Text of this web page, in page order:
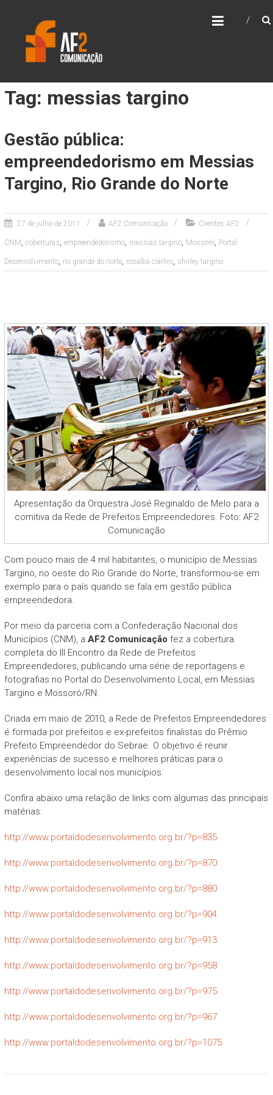
content
Tag: messias targino
Gestão pública:
empreendedorismo em Messias
Targino, Rio Grande do Norte
27 de julho de 2011 AF2 Comunicação Clientes AF2
CNM , coberturas, empreendedorismo, messias targino, Mossoró, Portal
Desenvolvimento, rio grande do norte, rosalba ciarlini, shirley targino
Apresentação da Orquestra José Reginaldo de Melo para a
comitiva da Rede de Prefeitos Empreendedores. Foto: AF2
Comunicação
Com pouco mais de 4 mil habitantes, o município de Messias
Targino, no oeste do Rio Grande do Norte, transformou-se em
exemplo para o país quando se fala em gestão pública
empreendedora.
Por meio da parceria com a Confederação Nacional dos
Municípios (CNM), a AF2 Comunicação fez a cobertura
completa do III Encontro da Rede de Prefeitos
Empreendedores, publicando uma série de reportagens e
fotografias no Portal do Desenvolvimento Local, em Messias
Targino e Mossoró/RN.
Criada em maio de 2010, a Rede de Prefeitos Empreendedores
é formada por prefeitos e ex-prefeitos finalistas do Prêmio
Prefeito Empreendedor do Sebrae. O objetivo é reunir
experiências de sucesso e melhores práticas para o
desenvolvimento local nos municípios.
Confira abaixo uma relação de links com algumas das principais
matérias:
http://www.portaldodesenvolvimento.org.br/?p=835
http://www.portaldodesenvolvimento.org.br/?p=870
http://www.portaldodesenvolvimento.org.br/?p=880
http://www.portaldodesenvolvimento.org.br/?p=904
http://www.portaldodesenvolvimento.org.br/?p=913
http://www.portaldodesenvolvimento.org.br/?p=958
http://www.portaldodesenvolvimento.org.br/?p=975
http://www.portaldodesenvolvimento.org.br/?p=967
http://www.portaldodesenvolvimento.org.br/?p=1075